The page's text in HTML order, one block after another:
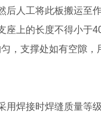
后人工将此板搬运至
座上的长度不得小
，支撑处如有空隙
用焊接时焊缝质量